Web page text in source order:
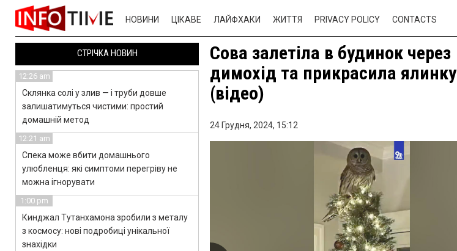
НОВИНИ ЦІКАВЕ ЛАЙФХАКИ ЖИТТЯ PRIVACY POLICY CONTACTS
Сова залетіла в будинок через
димохід та прикрасила ялинку
(відео)
24 Грудня, 2024, 15:12
СТРІЧКА НОВИН
12:26 am
Склянка солі у злив — і труби довше
залишатимуться чистими: простий
домашній метод
12:21 am
Спека може вбити домашнього
улюбленця: які симптоми перегріву не
можна ігнорувати
1:00 pm
Кинджал Тутанхамона зробили з металу
з космосу: нові подробиці унікальної
знахідки